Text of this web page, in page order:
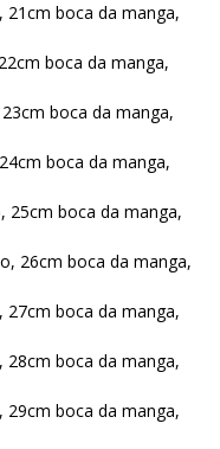
21cm boca da manga,
boca da manga,
boca da manga,
boca da manga,
25cm boca da manga,
26cm boca da manga,
boca da manga,
boca da manga,
boca da manga,